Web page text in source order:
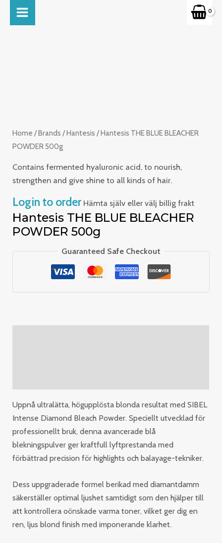
MAIN
Home /Brands /Hantesis / Hantesis THE BLUE BLEACHER
POWDER 500g
Contains fermented hyaluronic acid, to nourish,
strengthen and give shine to all kinds of hair.
Login to order Hämta själv eller välj billig frakt
Hantesis THE BLUE BLEACHER
POWDER 500g
Guaranteed Safe Checkout
Uppnå ultralätta, högupplösta blonda resultat med SIBEL
Intense Diamond Bleach Powder. Speciellt utvecklad för
professionellt bruk, denna avancerade blå
blekningspulver ger kraftfull lyftprestanda med
förbättrad precision för highlights och balayage-tekniker.
Dess uppgraderade formel berikad med diamantdamm
säkerställer optimal ljushet samtidigt som den hjälper till
att kontrollera oönskade varma toner, vilket ger dig en
ren, ljus blond finish med imponerande klarhet.